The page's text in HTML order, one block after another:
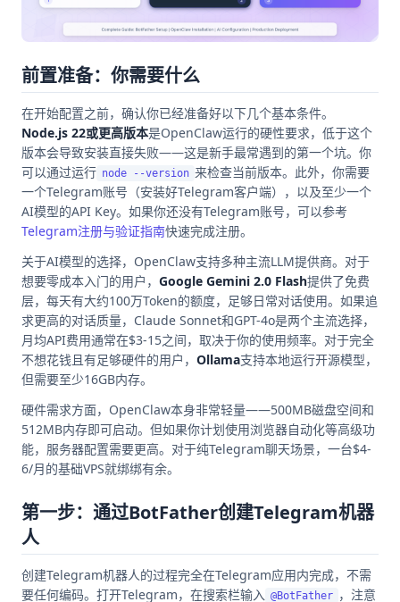
前置准备：你需要什么
在开始配置之前，确认你已经准备好以下几个基本条件。
Node.js 22或更高版本是OpenClaw运行的硬性要求，低于这个
版本会导致安装直接失败——这是新手最常遇到的第一个坑。你
可以通过运行 node --version 来检查当前版本。此外，你需要
一个Telegram账号（安装好Telegram客户端），以及至少一个
AI模型的API Key。如果你还没有Telegram账号，可以参考
Telegram注册与验证指南快速完成注册。
关于AI模型的选择，OpenClaw支持多种主流LLM提供商。对于
想要零成本入门的用户， Google Gemini 2.0 Flash提供了免费
层，每天有大约100万Token的额度，足够日常对话使用。如果追
求更高的对话质量，Claude Sonnet和GPT-4o是两个主流选择，
月均API费用通常在$3-15之间，取决于你的使用频率。对于完全
不想花钱且有足够硬件的用户， Ollama支持本地运行开源模型，
但需要至少16GB内存。
硬件需求方面，OpenClaw本身非常轻量——500MB磁盘空间和
512MB内存即可启动。但如果你计划使用浏览器自动化等高级功
能，服务器配置需要更高。对于纯Telegram聊天场景，一台$4-
6/月的基础VPS就绑绑有余。
第一步：通过BotFather创建Telegram机器
人
创建Telegram机器人的过程完全在Telegram应用内完成，不需
要任何编码。打开Telegram，在搜索栏输入 @BotFather ，注意